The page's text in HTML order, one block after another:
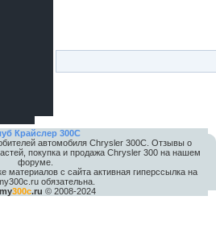
Крайслер 300C
автомобиля Chrysler 300С. Отзывы о
покупка и продажа Chrysler 300 на нашем
форуме.
материалов с сайта активная гиперссылка на
обязательна.
300c.ru © 2008-2024